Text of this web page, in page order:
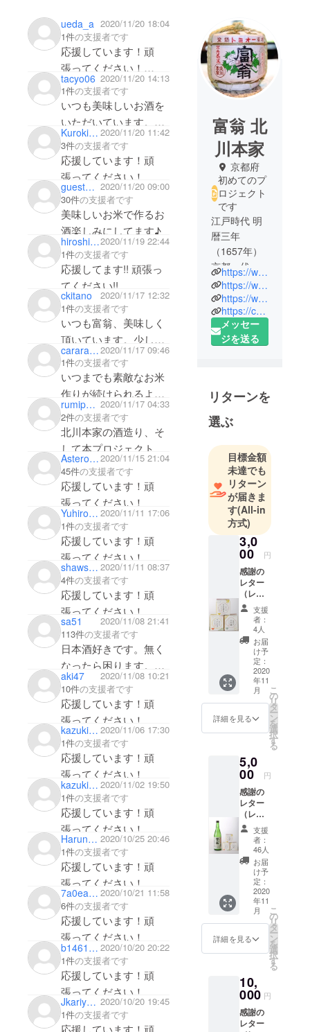
ueda_a 2020/11/20 18:04
1件の支援者です
応援しています！頑
張ってください！
お酒好きの友人と一緒
に楽しもうと思いま
す。
楽しみにしています！
tacyo06 2020/11/20 14:13
1件の支援者です
いつも美味しいお酒を
いただいています。
達成まで頑張ってくだ
さい！
Kuroki1224 2020/11/20 11:42
3件の支援者です
応援しています！頑
張ってください！
guest80fd51eac434 2020/11/20 09:00
30件の支援者です
美味しいお米で作るお
酒楽しみにしてます♪
hiroshi_endo2020/11/19 22:44
1件の支援者です
応援してます!! 頑張っ
てください!!
ckitano
2020/11/17 12:32
1件の支援者です
いつも富翁、美味しく
頂いています。少しで
すがお力になればと思
います。
cararawhite10262020/11/17 09:46
1件の支援者です
いつまでも素敵なお米
作りが続けられるよう
東の方より祈念してい
ます。
rumipanda 2020/11/17 04:33
2件の支援者です
北川本家の酒造り、そ
して本プロジェクト応
援しています！
Asterossa2020/11/15 21:04
45件の支援者です
応援しています！頑
張ってください！
Yuhiro Iwamoto 2020/11/11 17:06
1件の支援者です
応援しています！頑
張ってください！
shawshank308 2020/11/11 08:37
4件の支援者です
応援しています！頑
張ってください！
sa51
2020/11/08 21:41
113件の支援者です
日本酒好きです。無く
なったら困ります。こ
れからも続けていける
よう、応援してます。
aki47
2020/11/08 10:21
10件の支援者です
応援しています！頑
張ってください！
kazuki sakai0216 2020/11/06 17:30
1件の支援者です
応援しています！頑
張ってください！
kazuki0726 2020/11/02 19:50
1件の支援者です
応援しています！頑
張ってください！
Harunobu Kido 2020/10/25 20:46
1件の支援者です
応援しています！頑
張ってください！
7a0ea1dfbe94 2020/10/21 11:58
6件の支援者です
応援しています！頑
張ってください！
b1461b9686f4 2020/10/20 20:22
1件の支援者です
応援しています！頑
張ってください！
Jkariyama 2020/10/20 19:45
1件の支援者です
応援しています！頑
富翁 北
川本家
京都府
初めてのプ
ロジェクト
です
江戸時代 明
暦三年
（1657年）
京都・伏見
に創業。
歴史を感じ
る京の定番
酒（さけ）
として「飽
だわりなが
ら、
地元と日本
文化・エピ
ソードの発
信と共に、
美味しいお
酒をお届け
できるよう
努力し続け
ています。
https://www.tomio-sake.co.jp/
https://www.facebook.com/kitagawahonke
https://www.instagram.com/kitagawahonke_fushimi/?hl=ja
https://camp-fire.jp/projects/view/327953
メッセー
ジを送る
リターンを
選ぶ
目標金額
未達でも
リターン
が届きま
す(All-in
方式)
3,0
00 円
感謝の
レター
（レ
ターに
はお米
の人気
投票と
感想が
書ける
QRコー
ド有
り、回
答して
いただ
いた方
選で５
名様に
新酒の
「富翁
純米吟
醸 丹州
山田錦
720ml
」をプ
レゼン
ト！）
真空
パック
米３：
山田錦
１個、
コシヒ
個
支援
者：
4人
お届
け予
定：
2020
年11
月
詳細を見る
こ
の
リ
タ
ー
ン
を
選
択
す
る
5,0
00 円
感謝の
レター
（レ
ターに
はお米
の人気
投票と
感想が
書ける
QRコー
ド有
り、回
答して
いただ
いた方
選で５
名様に
新酒の
「富翁
純米吟
支援
者：
46人
お届
け予
定：
2020
年11
月
詳細を見る
こ
の
リ
タ
ー
ン
を
選
択
す
る
10,
000 円
感謝の
レター